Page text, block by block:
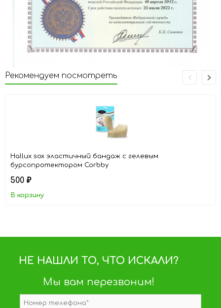
Рекомендуем посмотреть
Hallux sox эластичный бандаж с гелевым
бурсопротектором Corbby
500 ₽
В корзину
НЕ НАШЛИ ТО, ЧТО ИСКАЛИ?
Мы вам перезвоним!